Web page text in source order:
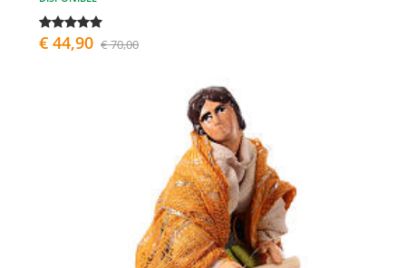
€ 44,90 € 70,00